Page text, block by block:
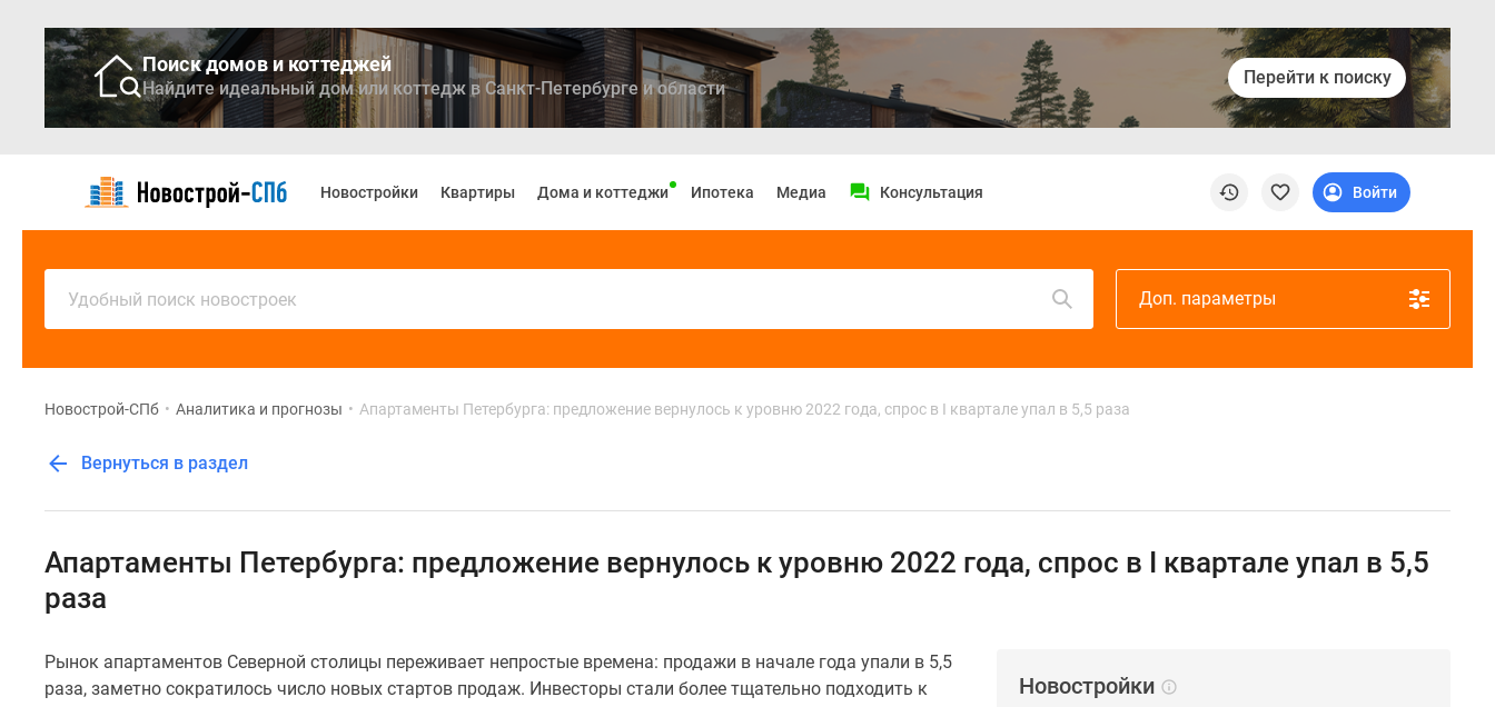
Поиск домов и коттеджей
Найдите идеальный дом или коттедж в Санкт-Петербурге и области
Перейти к поиску
Медиа
проекте
Контакты
сайте
застройщики
Эксперты
авторы
Новостройки Квартиры Дома и коттеджи Ипотека Медиа Консультация Войти
Удобный поиск новостроек Доп. параметры
Новострой-СПб • Аналитика и прогнозы • Апартаменты Петербурга: предложение вернулось к уровню 2022 года, спрос в I квартале упал в 5,5 раза
Вернуться в раздел
Апартаменты Петербурга: предложение вернулось к уровню 2022 года, спрос в I квартале упал в 5,5
раза
Рынок апартаментов Северной столицы переживает непростые времена: продажи в начале года упали в 5,5
раза, заметно сократилось число новых стартов продаж. Инвесторы стали более тщательно подходить к
Новостройки